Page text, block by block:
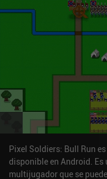
Pixel Soldiers: Bull Run
disponible en Android.
multijugador que se